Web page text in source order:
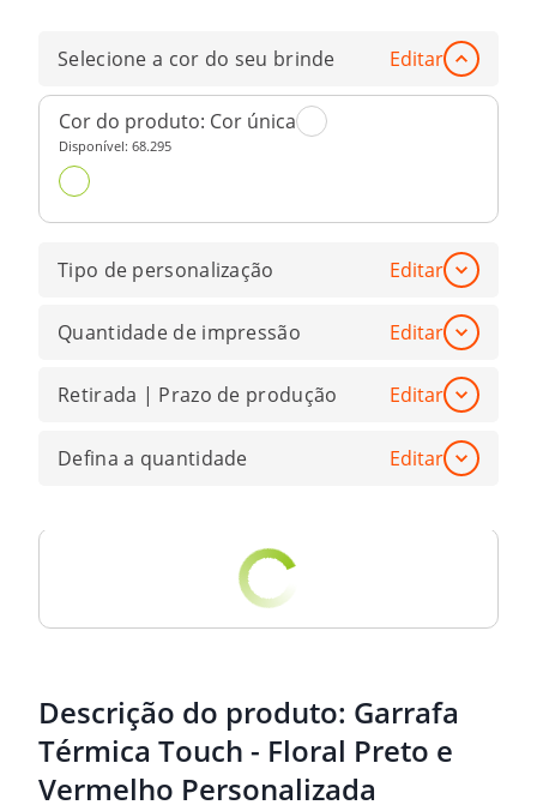
Selecione a cor do seu brinde Editar
Cor do produto: Cor única
Disponível: 68.295
Tipo de personalização Editar
Quantidade de impressão Editar
Retirada | Prazo de produção Editar
Defina a quantidade Editar
Descrição do produto: Garrafa
Térmica Touch - Floral Preto e
Vermelho Personalizada